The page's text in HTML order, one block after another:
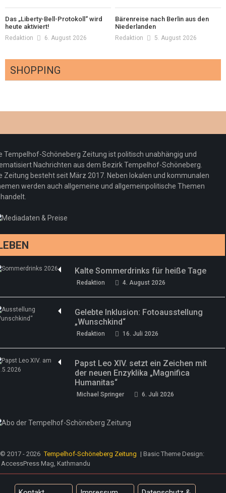
Das „Liberty-Bell-Protokoll“ wird
heute aktiviert!
Redaktion 6. August 2026
Bärenreise nach Berlin aus den
Niederlanden
Redaktion 5. August 2026
SHOPPING
Redaktion 23. Juli 2026
Pepe Jeans London mit Summer Sale und
neuer Kollektion
Redaktion 19. Juli 2026
Woher kommt der Honig? – Neue EU-
Regeln gelten 14. Juni
drei neue Specials zur Fußball-WM
Tempelhof-Schöneberg Zeitung ist politisch unabhängig und
Nachrichten aus dem Bezirk Tempelhof-Schöneberg.
Zeitung besteht seit März 2017. Neben lokalen und kommunalen
werden auch allgemeine und allgemeinpolitische Themen
Kalte Sommerdrinks für heiße Tage
Redaktion 4. August 2026
Gelebte Inklusion: Fotoausstellung
„Wunschkind“
Redaktion 16. Juli 2026
Papst Leo XIV. setzt ein Zeichen mit
der neuen Enzyklika „Magnifica
Humanitas“
Michael Springer 6. Juli 2026
© 2017 - 2026 Tempelhof-Schöneberg Zeitung | Basic Theme Design:
AccessPress Mag, Kathmandu